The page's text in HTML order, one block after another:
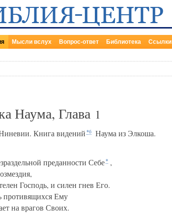
Мысли вслух Вопрос-ответ Библиотека Ссылки
Наума, Глава 1
Книга видений *б Наума из Элкоша.
преданности Себе* ,
Господь, и силен гнев Его.
противящихся Ему
на врагов Своих.